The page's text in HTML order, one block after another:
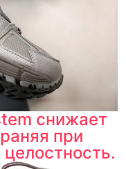
снижает
при